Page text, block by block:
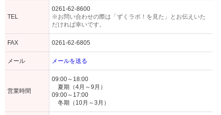
TEL
0261-62-8600
※お問い合わせの際は「ずくラボ！を見た」とお伝えいた
だければ幸いです。
FAX 0261-62-6805
メール メールを送る
営業時間
09:00～18:00
夏期（4月～9月）
09:00～17:00
冬期（10月～3月）